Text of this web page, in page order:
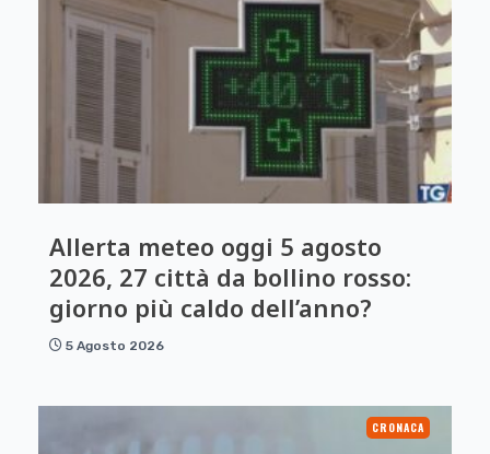
Allerta meteo oggi 5 agosto
2026, 27 città da bollino rosso:
giorno più caldo dell’anno?
5 Agosto 2026
CRONACA